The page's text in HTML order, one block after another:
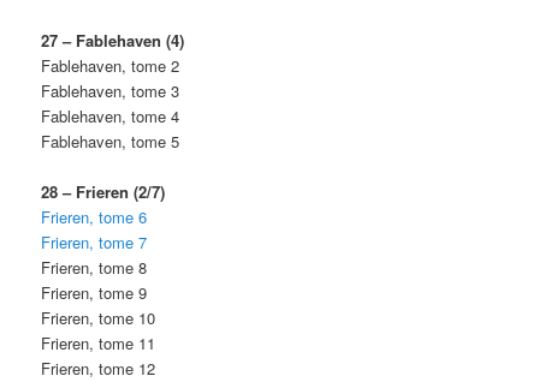
27 – Fablehaven (4)
Fablehaven, tome 2
Fablehaven, tome 3
Fablehaven, tome 4
Fablehaven, tome 5
28 – Frieren (2/7)
Frieren, tome 6
Frieren, tome 7
Frieren, tome 8
Frieren, tome 9
Frieren, tome 10
Frieren, tome 11
Frieren, tome 12